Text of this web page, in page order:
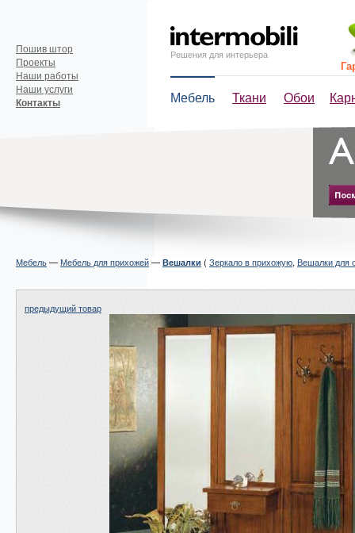
Решения для интерьера
Мебель Ткани Обои
Пошив штор
Проекты
Наши работы
Наши услуги
Контакты
Мебель— Мебель для прихожей— Вешалки ( Зеркало в прихожую, Вешалки для
предыдущий товар